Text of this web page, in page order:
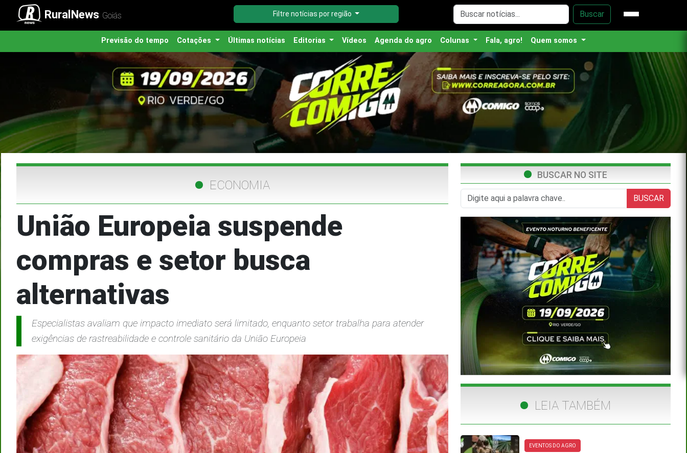
RuralNews Goiás Filtre notícias por região Buscar
Previsão do tempo Cotações Últimas notícias Editorias Vídeos Agenda do agro Colunas Fala, agro! Quem somos
ECONOMIA
União Europeia suspende
compras e setor busca
alternativas
Especialistas avaliam que impacto imediato será limitado, enquanto setor trabalha para atender
exigências de rastreabilidade e controle sanitário da União Europeia
BUSCAR NO SITE
BUSCAR
LEIA TAMBÉM
EVENTOS DO AGRO